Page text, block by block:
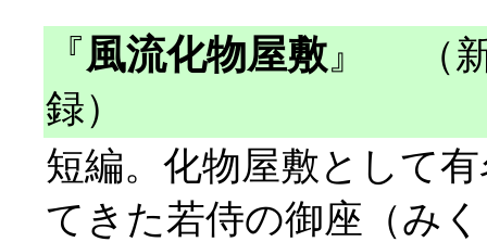
『風流化物屋敷 』
（新
録）
短編。化物屋敷として
てきた若侍の御座（み